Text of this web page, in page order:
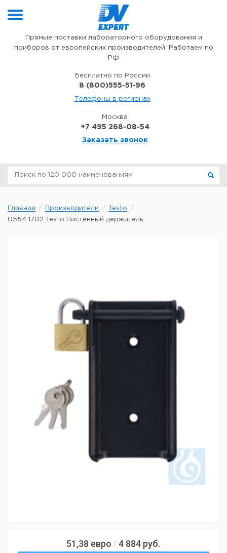
Прямые поставки лабораторного оборудования и
приборов от европейских производителей. Работаем по
РФ
Бесплатно по России
8 (800)555-51-96
Телефоны в регионах
Москва
+7 495 268-08-54
Заказать звонок
Главная Производители
Testo
0554 1702 Testo Настенный держатель...
51,38 евро / 4 884 руб.